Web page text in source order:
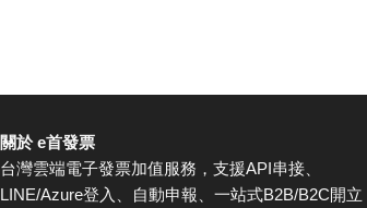
關於 e首發票
台灣雲端電子發票加值服務，支援API串接、
LINE/Azure登入、自動申報、一站式B2B/B2C開立